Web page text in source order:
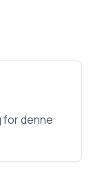
denne